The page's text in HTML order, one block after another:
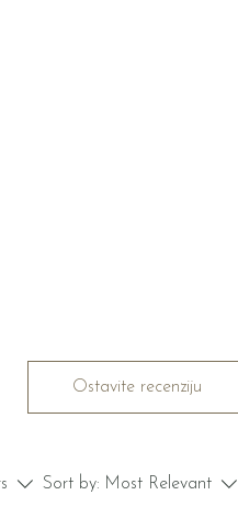
Ostavite recenziju
Sort by: Most Relevant